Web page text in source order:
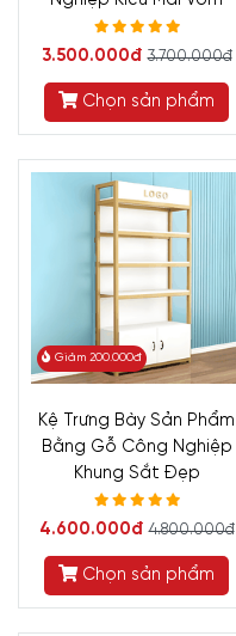
3.500.000đ 3.700.000đ
Chọn sản phẩm
Giảm 200.000đ
Kệ Trưng Bày Sản Phẩm
Bằng Gỗ Công Nghiệp
Khung Sắt Đẹp
4.600.000đ 4.800.000đ
Chọn sản phẩm